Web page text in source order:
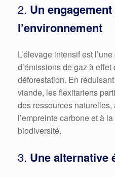
2. Un
l’environnement
L’élevage intensif est
d’émissions de gaz à effet
déforestation. En
viande, les flexitariens
des ressources
l’empreinte carbone et à
biodiversité.
3. Une alternative